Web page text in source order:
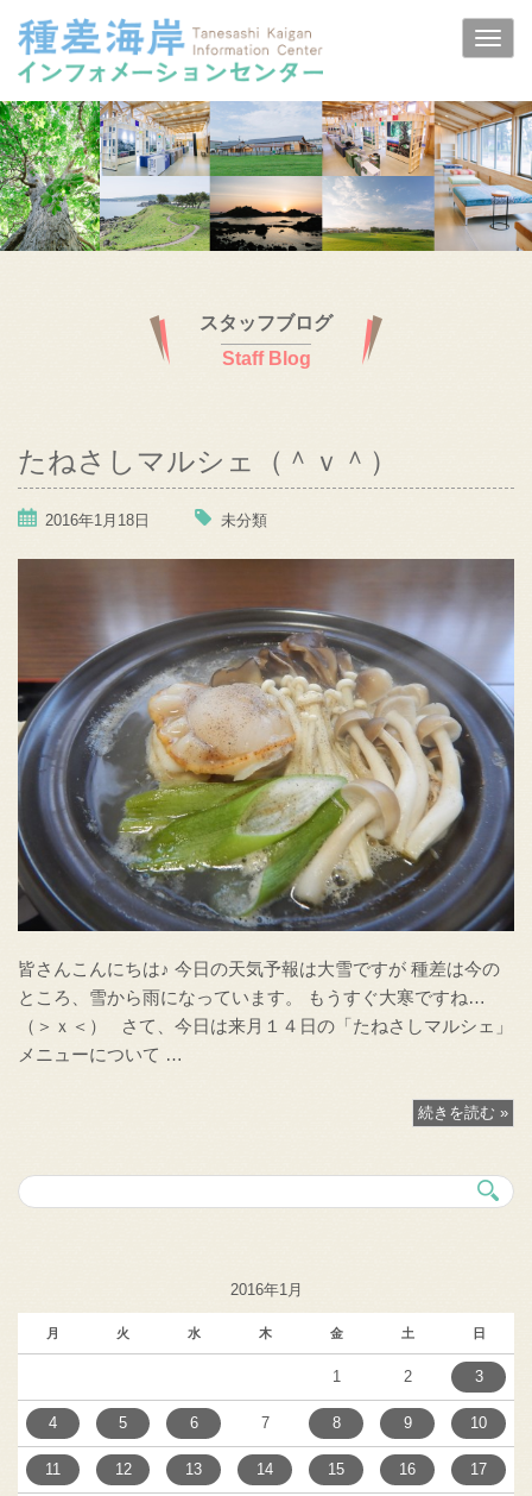
スタッフブログ
Staff Blog
たねさしマルシェ（＾ｖ＾）
2016年1月18日 未分類
皆さんこんにちは♪ 今日の天気予報は大雪ですが 種差は今の
ところ、雪から雨になっています。 もうすぐ大寒ですね…
（＞ｘ＜） さて、今日は来月１４日の「たねさしマルシェ」
メニューについて …
続きを読む »
2016年1月
月 火 水 木 金 土 日
1 2 3
4 5 6 7 8 9 10
11 12 13 14 15 16 17